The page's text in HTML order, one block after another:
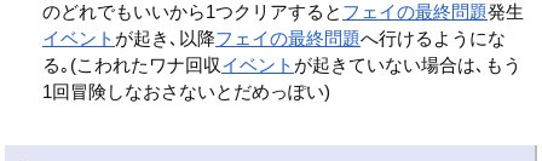
のどれでもいいから1つクリアすると フェイの最終問題発生
イベント が起き､以降フェイの最終問題へ行けるようにな
る｡(こわれたワナ回収イベント が起きていない場合は､もう
1回冒険しなおさないとだめっぽい)